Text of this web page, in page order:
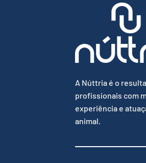
A Núttria é o
profissionais com
experiência e
animal.